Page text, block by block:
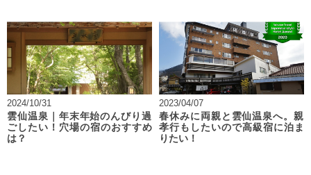
2024/10/31
雲仙温泉｜年末年始のんびり過
ごしたい！穴場の宿のおすすめ
は？
2023/04/07
春休みに両親と雲仙温泉へ。親
孝行もしたいので高級宿に泊ま
りたい！